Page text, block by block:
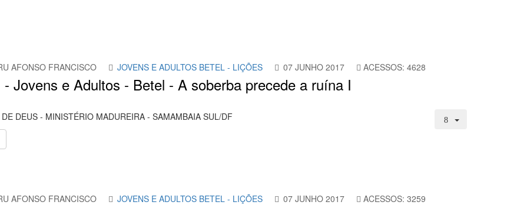
AFONSO FRANCISCO JOVENS E ADULTOS BETEL - LIÇÕES 07 JUNHO 2017 ACESSOS: 4628
- Jovens e Adultos - Betel - A soberba precede a ruína I
DEUS - MINISTÉRIO MADUREIRA - SAMAMBAIA SUL/DF
AFONSO FRANCISCO JOVENS E ADULTOS BETEL - LIÇÕES 07 JUNHO 2017 ACESSOS: 3259